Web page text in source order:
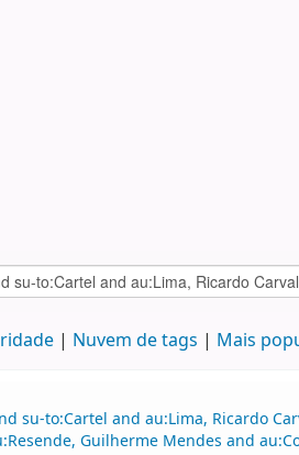
Nuvem de tags Mais
su-to:Cartel and au:Lima, Ricardo
Guilherme Mendes and